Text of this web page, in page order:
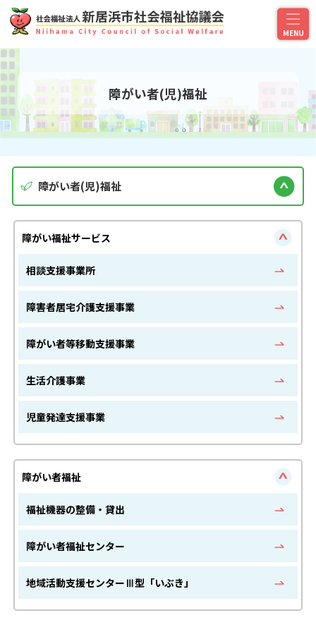
障がい者(児)福祉
障がい者(児)福祉
障がい福祉サービス
相談支援事業所
障害者居宅介護支援事業
障がい者等移動支援事業
生活介護事業
児童発達支援事業
障がい者福祉
福祉機器の整備・貸出
障がい者福祉センター
地域活動支援センターⅢ型「いぶき」